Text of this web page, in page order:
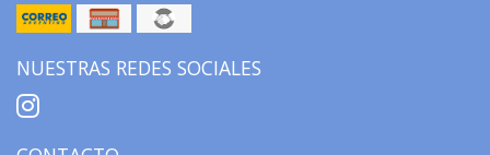
NUESTRAS REDES SOCIALES